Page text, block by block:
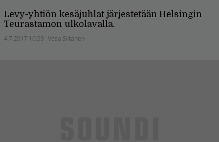
Levy-yhtiön kesäjuhlat järjestetään Helsingin
Teurastamon ulkolavalla.
4.7.2017 10:59 Vesa Siltanen